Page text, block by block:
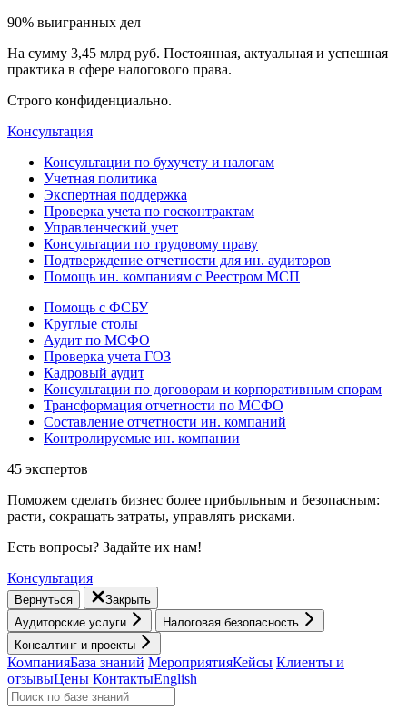
90% выигранных дел
На сумму 3,45 млрд руб. Постоянная, актуальная и успешная
практика в сфере налогового права.
Строго конфиденциально.
Консультация
Консультации по бухучету и налогам
Учетная политика
Экспертная поддержка
Проверка учета по госконтрактам
Управленческий учет
Консультации по трудовому праву
Подтверждение отчетности для ин. аудиторов
Помощь ин. компаниям с Реестром МСП
Помощь с ФСБУ
Круглые столы
Аудит по МСФО
Проверка учета ГОЗ
Кадровый аудит
Консультации по договорам и корпоративным спорам
Трансформация отчетности по МСФО
Составление отчетности ин. компаний
Контролируемые ин. компании
45 экспертов
Поможем сделать бизнес более прибыльным и безопасным:
расти, cокращать затраты, управлять рисками.
Есть вопросы? Задайте их нам!
Консультация
Вернуться
Закрыть
Аудиторские услуги
Налоговая безопасность
Консалтинг и проекты
КомпанияБаза знаний МероприятияКейсы Клиенты и
отзывыЦены КонтактыEnglish